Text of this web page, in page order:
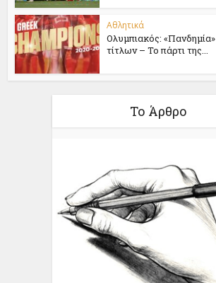
Αθλητικά
Ολυμπιακός: «Πανδημία»
τίτλων – Το πάρτι της...
Το Άρθρο